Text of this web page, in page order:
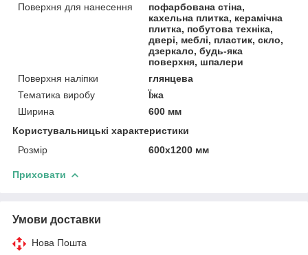
Поверхня для нанесення
пофарбована стіна,
кахельна плитка, керамічна
плитка, побутова техніка,
двері, меблі, пластик, скло,
дзеркало, будь-яка
поверхня, шпалери
Поверхня наліпки
глянцева
Тематика виробу
Їжа
Ширина
600 мм
Користувальницькі характеристики
Розмір
600х1200 мм
Приховати
Умови доставки
Нова Пошта